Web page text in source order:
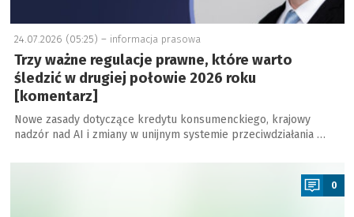
24.07.2026 (05:25) – informacja prasowa
Trzy ważne regulacje prawne, które warto
śledzić w drugiej połowie 2026 roku
[komentarz]
Nowe zasady dotyczące kredytu konsumenckiego, krajowy
nadzór nad AI i zmiany w unijnym systemie przeciwdziałania …
a
0